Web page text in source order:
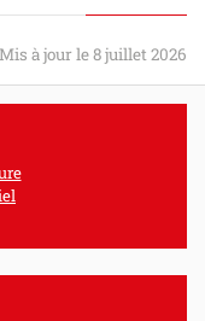
Mis à jour le 8 juillet 2026